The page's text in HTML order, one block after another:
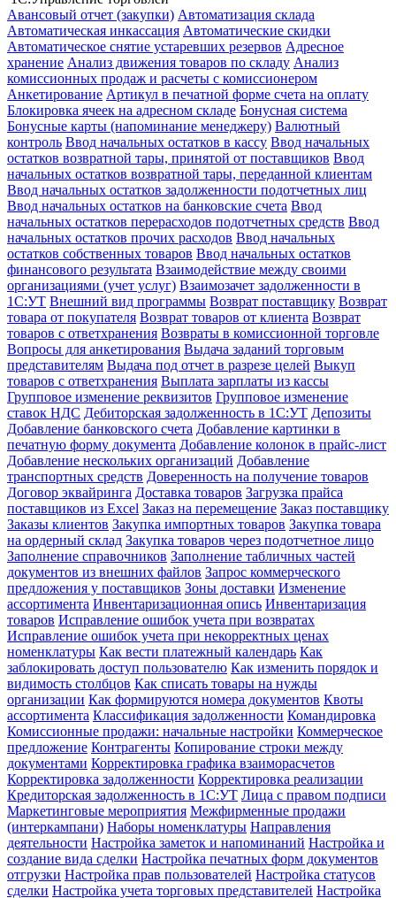
Авансовый отчет (закупки) Автоматизация склада
Автоматическая инкассация Автоматические скидки
Автоматическое снятие устаревших резервов Адресное
хранение Анализ движения товаров по складу Анализ
комиссионных продаж и расчеты с комиссионером
Анкетирование Артикул в печатной форме счета на оплату
Блокировка ячеек на адресном складе Бонусная система
Бонусные карты (напоминание менеджеру) Валютный
контроль Ввод начальных остатков в кассу Ввод начальных
остатков возвратной тары, принятой от поставщиков Ввод
начальных остатков возвратной тары, переданной клиентам
Ввод начальных остатков задолженности подотчетных лиц
Ввод начальных остатков на банковские счета Ввод
начальных остатков перерасходов подотчетных средств Ввод
начальных остатков прочих расходов Ввод начальных
остатков собственных товаров Ввод начальных остатков
финансового результата Взаимодействие между своими
организациями (учет услуг) Взаимозачет задолженности в
1С:УТ Внешний вид программы Возврат поставщику Возврат
товара от покупателя Возврат товаров от клиента Возврат
товаров с ответхранения Возвраты в комиссионной торговле
Вопросы для анкетирования Выдача заданий торговым
представителям Выдача под отчет в разрезе целей Выкуп
товаров с ответхранения Выплата зарплаты из кассы
Групповое изменение реквизитов Групповое изменение
ставок НДС Дебиторская задолженность в 1С:УТ Депозиты
Добавление банковского счета Добавление картинки в
печатную форму документа Добавление колонок в прайс-лист
Добавление нескольких организаций Добавление
транспортных средств Доверенность на получение товаров
Договор эквайринга Доставка товаров Загрузка прайса
поставщиков из Excel Заказ на перемещение Заказ поставщику
Заказы клиентов Закупка импортных товаров Закупка товара
на ордерный склад Закупка товаров через подотчетное лицо
Заполнение справочников Заполнение табличных частей
документов из внешних файлов Запрос коммерческого
предложения у поставщиков Зоны доставки Изменение
ассортимента Инвентаризационная опись Инвентаризация
товаров Исправление ошибок учета при возвратах
Исправление ошибок учета при некорректных ценах
номенклатуры Как вести платежный календарь Как
заблокировать доступ пользователю Как изменить порядок и
видимость столбцов Как списать товары на нужды
организации Как формируются номера документов Квоты
ассортимента Классификация задолженности Командировка
Комиссионные продажи: начальные настройки Коммерческое
предложение Контрагенты Копирование строки между
документами Корректировка графика взаиморасчетов
Корректировка задолженности Корректировка реализации
Кредиторская задолженность в 1С:УТ Лица с правом подписи
Маркетинговые мероприятия Межфирменные продажи
(интеркампани) Наборы номенклатуры Направления
деятельности Настройка заметок и напоминаний Настройка и
создание вида сделки Настройка печатных форм документов
отгрузки Настройка прав пользователей Настройка статусов
сделки Настройка учета торговых представителей Настройка